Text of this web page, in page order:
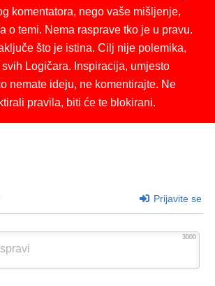
komentatora, nego vaše mišljenje,
o temi. Nema rasprave tko je u pravu.
što je istina. Cilj nije polemika,
Logičara. Inspiracija, umjesto
nemate ideju, ne komentirajte. Ne
pravila, biti će te blokirani.
Prijavite se
3000